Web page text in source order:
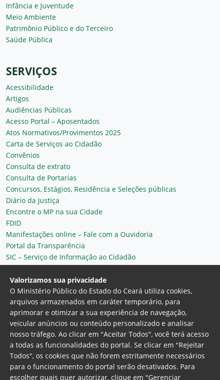
Infância e Juventude
Meio Ambiente
Patrimônio Público e do Terceiro
Saúde Pública
SERVIÇOS
Acessibilidade
Artigos
Audiências Públicas
Acesso Portal – Aposentados
Atos Normativos/Provimentos 2025
Carta de Serviços ao Cidadão
Convênios
Consulta de extrato
Consulta de Portarias
Concursos, Estágios, Residência e Seleções públicas
Diário da Justiça
Encontre o MP na sua Cidade
FDID
Manifestações online – Fale com a Ouvidoria
Portal da Transparência
SIC – Serviço de Informação ao Cidadão
Plantão MP do Ceará
Secretaria Geral
Ministério Público do Estado do Ceará
Valorizamos sua privacidade
O Ministério Público do Estado do Ceará utiliza cookies,
arquivos armazenados em caráter temporário, para
aprimorar e otimizar a sua experiência de navegação,
veicular anúncios ou conteúdo personalizado e analisar
nosso tráfego. Ao clicar em "Aceitar Todos", você terá acesso
a todas as funcionalidades do portal. Se clicar em "Rejeitar
Todos", os cookies que não forem estritamente necessários
para o funcionamento do portal serão desativados. Para
escolher quais quer autorizar, clique em "Gerenciar